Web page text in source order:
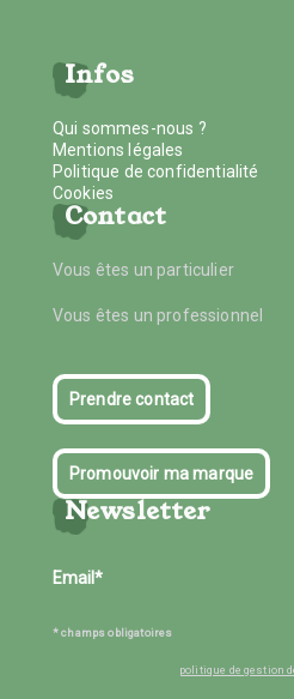
Infos
Qui sommes-nous ?
Mentions légales
Politique de confidentialité
Cookies
Contact
Vous êtes un particulier
Vous êtes un professionnel
Prendre contact
Promouvoir ma marque
Newsletter
* champs obligatoires
politique de gestion